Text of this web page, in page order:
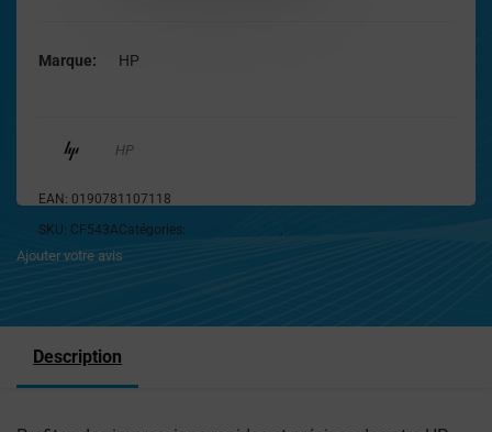
Marque HP
HP
EAN: 0190781107118
SKU: CF543ACatégories: ,
Ajouter votre avis
Description